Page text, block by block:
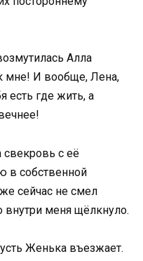
Алла
мне! И вообще, Лена,
есть где жить, а
свекровь с её
в собственной
сейчас не смел
внутри меня щёлкнуло.
Женька въезжает.